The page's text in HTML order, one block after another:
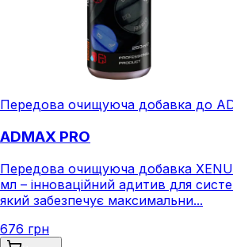
Передова очищуюча добавка до
ADMAX PRO
Передова очищуюча добавка
мл – інноваційний адитив для
який забезпечує максимальни...
676 грн